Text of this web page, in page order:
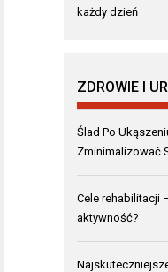
każdy dzień
ZDROWIE I
Ślad Po
Zminimalizować
Cele rehabilitacji
aktywność?